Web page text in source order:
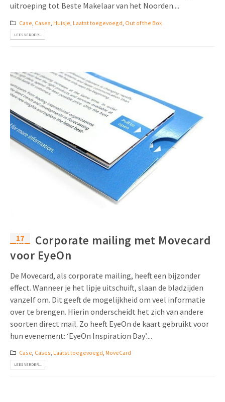
uitroeping tot Beste Makelaar van het Noorden....
Case Cases Huisje Laatst toegevoegd Out of the Box
LEES VERDER...
17
nov
Corporate mailing met Movecard
voor EyeOn
De Movecard, als corporate mailing, heeft een bijzonder
effect. Wanneer je het lipje uitschuift, slaan de bladzijden
vanzelf om. Dit geeft de mogelijkheid om veel informatie
over te brengen. Hierin onderscheidt het zich van andere
soorten direct mail. Zo heeft EyeOn de kaart gebruikt voor
hun evenement: ‘EyeOn Inspiration Day’....
Case, Cases, Laatst toegevoegd, MoveCard
LEES VERDER...